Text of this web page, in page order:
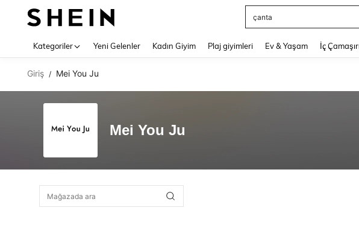
çanta
Kategoriler Yeni Gelenler Kadın Giyim Plaj giyimleri Ev & Yaşam İç
Giriş / Mei You Ju
Mei You Ju